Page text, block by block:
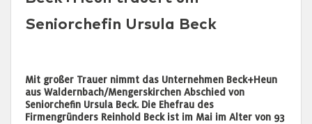
Seniorchefin Ursula Beck
Mit großer Trauer nimmt das Unternehmen Beck+Heun
aus Waldernbach/Mengerskirchen Abschied von
Seniorchefin Ursula Beck. Die Ehefrau des
Firmengründers Reinhold Beck ist im Mai im Alter von 93